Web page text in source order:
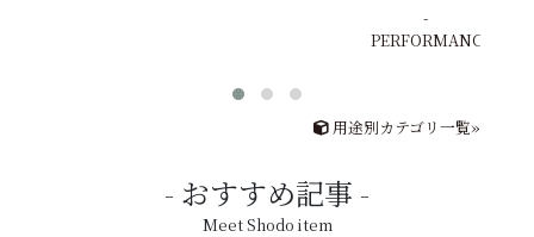
PERFORMANCE
用途別カテゴリ一覧»
おすすめ記事
Meet Shodo item